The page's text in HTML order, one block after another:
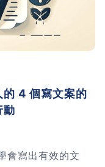
4 個寫文案的
動
會寫出有效的文